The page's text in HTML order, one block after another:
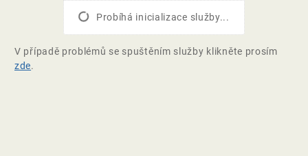
Probíhá inicializace služby...
V případě problémů se spuštěním služby klikněte prosím
zde.